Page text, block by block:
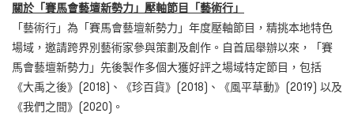
關於「賽馬會藝壇新勢力」 壓軸節目「藝術行」
「藝術行」為「賽馬會藝壇新勢力」年度壓軸節目，精挑本地特色
場域，邀請跨界別藝術家參與策劃及創作。自首屆舉辦以來，「賽
馬會藝壇新勢力」先後製作多個大獲好評之場域特定節目，包括
《大禹之後》(2018)、《珍百貨》(2018)、《風平草動》(2019) 以及
《我們之間》(2020)。